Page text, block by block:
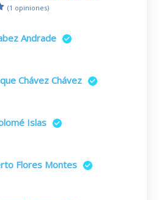
(1 opiniones)
Andrade
Chávez Chávez
Islas
Flores Montes